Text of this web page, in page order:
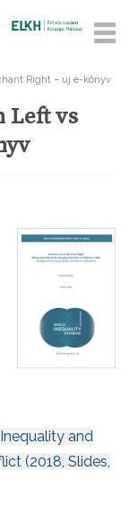
Right – új e-könyv
Left vs
and
(2018, Slides,